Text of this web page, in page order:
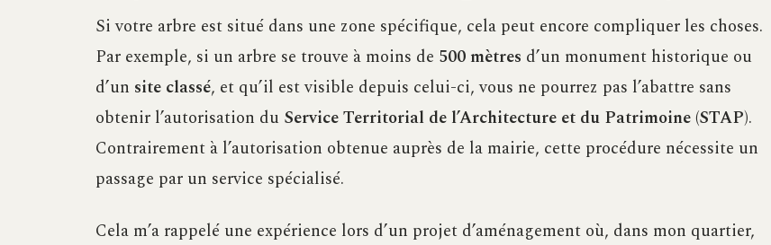
Si votre arbre est situé dans une zone spécifique, cela peut encore compliquer les choses.
Par exemple, si un arbre se trouve à moins de 500 mètres d’un monument historique ou
d’un site classé, et qu’il est visible depuis celui-ci, vous ne pourrez pas l’abattre sans
obtenir l’autorisation du Service Territorial de l’Architecture et du Patrimoine (STAP).
Contrairement à l’autorisation obtenue auprès de la mairie, cette procédure nécessite un
passage par un service spécialisé.
Cela m’a rappelé une expérience lors d’un projet d’aménagement où, dans mon quartier,